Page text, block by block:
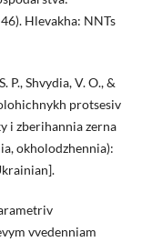
Hlevakha: NNTs
P., Shvydia, V. O., &
protsesiv
i zberihannia zerna
okholodzhennia):
vvedenniam